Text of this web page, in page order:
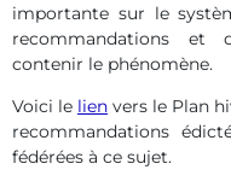
importante sur le
recommandations et
contenir le phénomène.
Voici le lien vers le Plan
recommandations
fédérées à ce sujet.